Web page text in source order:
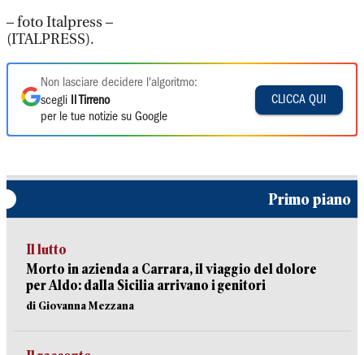
– foto Italpress –
(ITALPRESS).
Non lasciare decidere l'algoritmo:
scegli
Il Tirreno
per le tue notizie su Google
CLICCA QUI
Primo piano
Il lutto
Morto in azienda a Carrara, il viaggio del dolore
per Aldo: dalla Sicilia arrivano i genitori
di Giovanna Mezzana